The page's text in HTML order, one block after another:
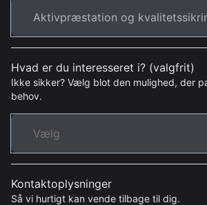
Hvad er du interesseret i? (valgfrit)
Ikke sikker? Vælg blot den mulighed, der
behov.
Kontaktoplysninger
Så vi hurtigt kan vende tilbage til dig.